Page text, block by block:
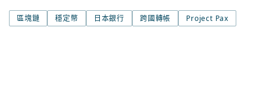
區塊鏈 穩定幣 日本銀行 跨國轉帳 Project Pax
Google
今日熱門